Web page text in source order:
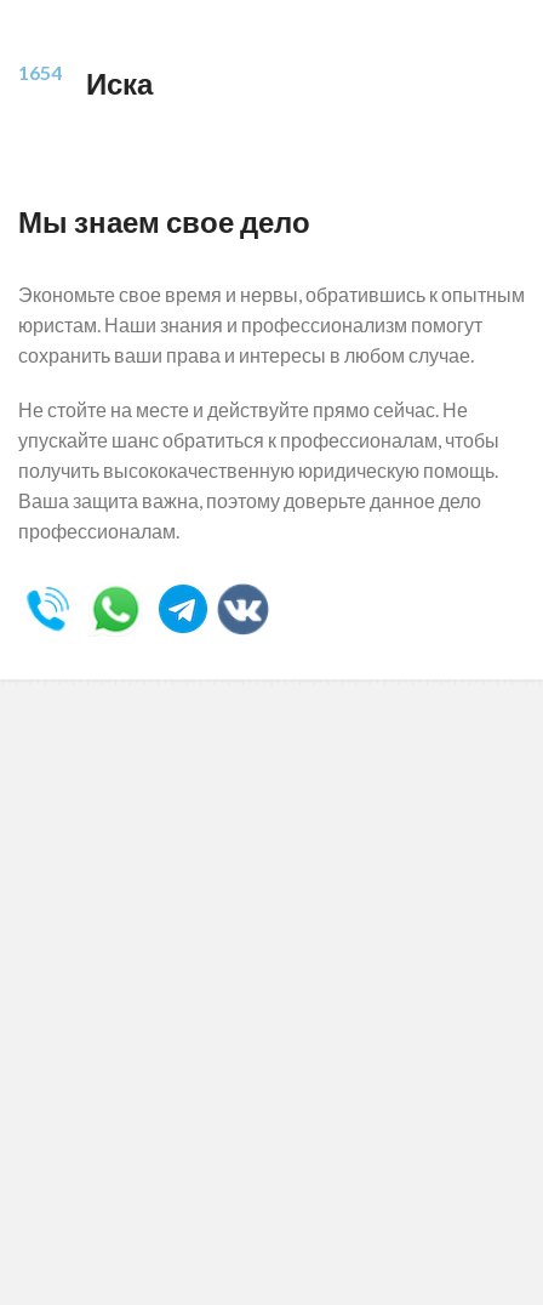
1654 Иска
Мы знаем свое дело
Экономьте свое время и нервы, обратившись к опытным
юристам. Наши знания и профессионализм помогут
сохранить ваши права и интересы в любом случае.
Не стойте на месте и действуйте прямо сейчас. Не
упускайте шанс обратиться к профессионалам, чтобы
получить высококачественную юридическую помощь.
Ваша защита важна, поэтому доверьте данное дело
профессионалам.